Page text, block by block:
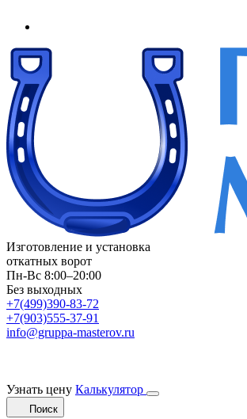
Изготовление и установка
откатных ворот
Пн-Вс 8:00–20:00
Без выходных
+7(499)390-83-72
+7(903)555-37-91
info@gruppa-masterov.ru
Узнать цену Калькулятор
Поиск